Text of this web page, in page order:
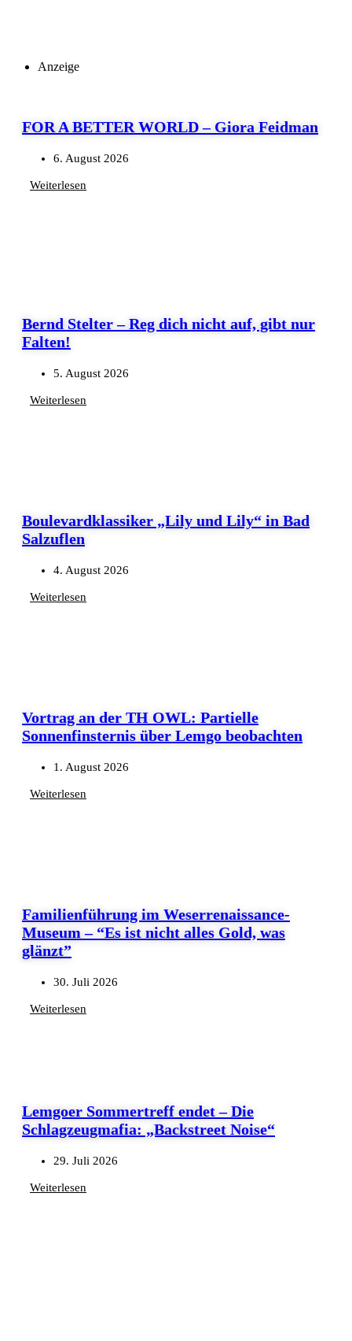
Anzeige
FOR A BETTER WORLD – Giora Feidman
6. August 2026
Weiterlesen
Bernd Stelter – Reg dich nicht auf, gibt nur
Falten!
5. August 2026
Weiterlesen
Boulevardklassiker „Lily und Lily“ in Bad
Salzuflen
4. August 2026
Weiterlesen
Vortrag an der TH OWL: Partielle
Sonnenfinsternis über Lemgo beobachten
1. August 2026
Weiterlesen
Familienführung im Weserrenaissance-
Museum – “Es ist nicht alles Gold, was
glänzt”
30. Juli 2026
Weiterlesen
Lemgoer Sommertreff endet – Die
Schlagzeugmafia: „Backstreet Noise“
29. Juli 2026
Weiterlesen